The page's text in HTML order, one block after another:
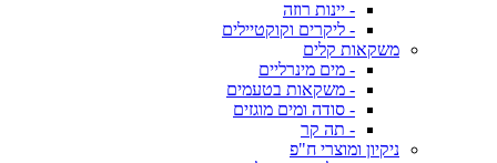
- יינות רוזה
- ליקרים וקוקטיילים
משקאות קלים
- מים מינרליים
- משקאות בטעמים
- סודה ומים מוגזים
- תה קר
ניקיון ומוצרי ח"פ